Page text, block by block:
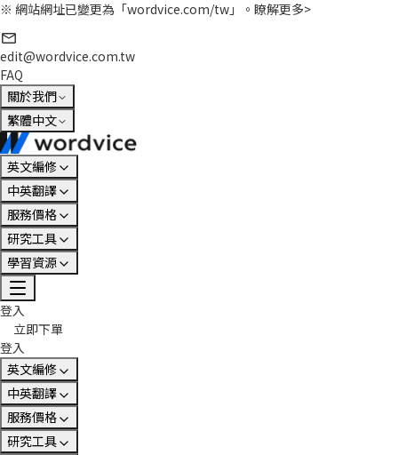
※ 網站網址已變更為「wordvice.com/tw」。 瞭解更多>
edit@wordvice.com.tw
FAQ
關於我們
繁體中文
英文編修
中英翻譯
服務價格
研究工具
學習資源
登入
立即下單
登入
英文編修
中英翻譯
服務價格
研究工具